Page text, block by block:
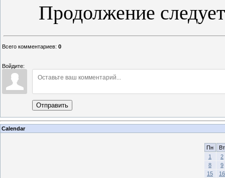
Продолжение
Всего комментариев: 0
Войдите:
Отправить
Calendar
Пн
Вт
1
2
8
9
15
16